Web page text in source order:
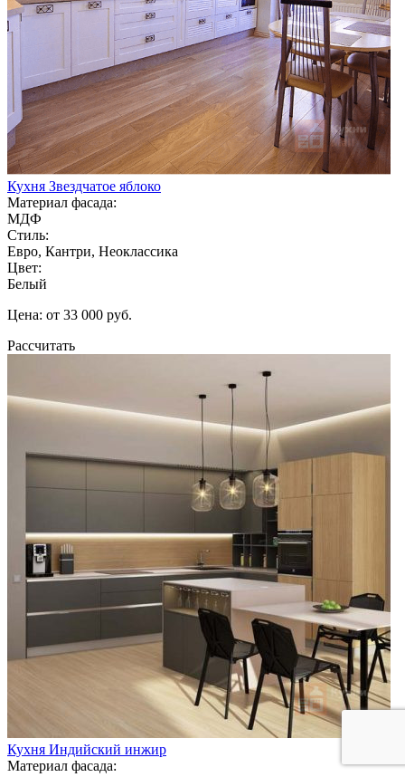
Кухня Звездчатое яблоко
Материал фасада:
МДФ
Стиль:
Евро, Кантри, Неоклассика
Цвет:
Белый
Цена: от 33 000 руб.
Рассчитать
Кухня Индийский инжир
Материал фасада: